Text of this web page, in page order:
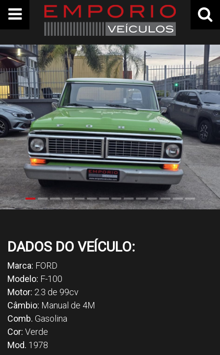
DADOS DO VEÍCULO:
Marca: FORD
Modelo: F-100
Motor: 2.3 de 99cv
Câmbio: Manual de 4M
Comb. Gasolina
Cor: Verde
Mod. 1978